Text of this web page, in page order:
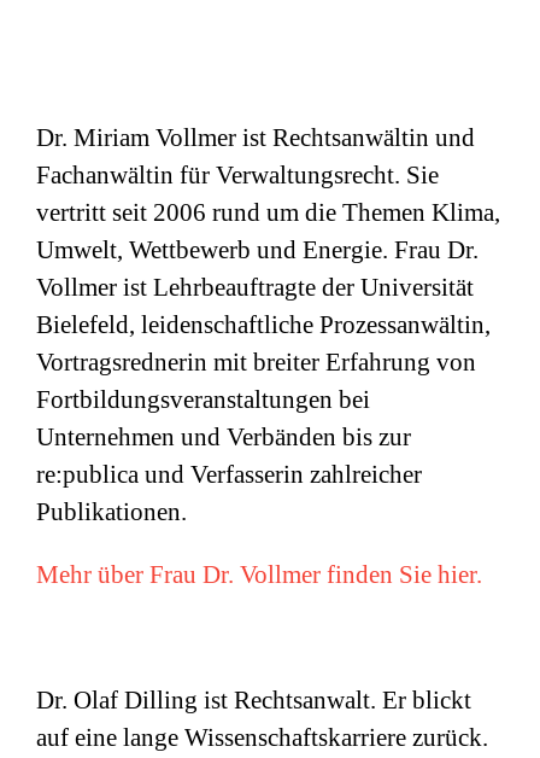
Dr. Miriam Vollmer ist Rechtsanwältin und
Fachanwältin für Verwaltungsrecht. Sie
vertritt seit 2006 rund um die Themen Klima,
Umwelt, Wettbewerb und Energie. Frau Dr.
Vollmer ist Lehrbeauftragte der Universität
Bielefeld, leidenschaftliche Prozessanwältin,
Vortragsrednerin mit breiter Erfahrung von
Fortbildungsveranstaltungen bei
Unternehmen und Verbänden bis zur
re:publica und Verfasserin zahlreicher
Publikationen.
Mehr über Frau Dr. Vollmer finden Sie hier.
Dr. Olaf Dilling ist Rechtsanwalt. Er blickt
auf eine lange Wissenschaftskarriere zurück.